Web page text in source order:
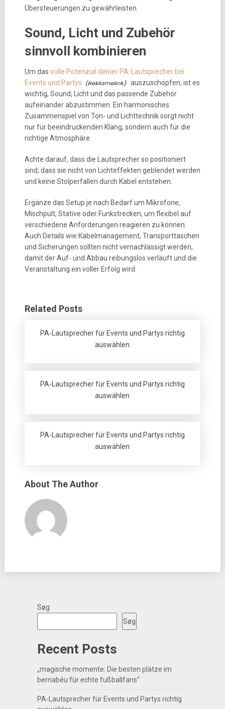
Übersteuerungen zu gewährleisten.
Sound, Licht und Zubehör
sinnvoll kombinieren
Um das volle Potenzial deiner PA-Lautsprecher bei
Events und Partys
auszuschöpfen, ist es
wichtig, Sound, Licht und das passende Zubehör
aufeinander abzustimmen. Ein harmonisches
Zusammenspiel von Ton- und Lichttechnik sorgt nicht
nur für beeindruckenden Klang, sondern auch für die
richtige Atmosphäre.
Achte darauf, dass die Lautsprecher so positioniert
sind, dass sie nicht von Lichteffekten geblendet werden
und keine Stolperfallen durch Kabel entstehen.
Ergänze das Setup je nach Bedarf um Mikrofone,
Mischpult, Stative oder Funkstrecken, um flexibel auf
verschiedene Anforderungen reagieren zu können.
Auch Details wie Kabelmanagement, Transporttaschen
und Sicherungen sollten nicht vernachlässigt werden,
damit der Auf- und Abbau reibungslos verläuft und die
Veranstaltung ein voller Erfolg wird.
Related Posts
PA-Lautsprecher für Events und Partys richtig
auswählen
PA-Lautsprecher für Events und Partys richtig
auswählen
PA-Lautsprecher für Events und Partys richtig
auswählen
About The Author
Søg
Søg
Recent Posts
„magische momente: Die besten plätze im
bernabéu für echte fußballfans“
PA-Lautsprecher für Events und Partys richtig